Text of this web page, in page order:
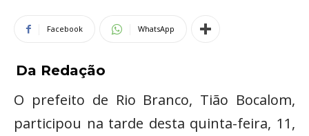
Facebook WhatsApp
Da Redação
O prefeito de Rio Branco, Tião Bocalom,
participou na tarde desta quinta-feira, 11,